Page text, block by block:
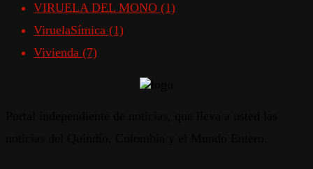
VIRUELA DEL MONO (1)
ViruelaSímica (1)
Vivienda (7)